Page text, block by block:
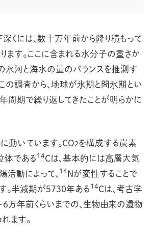
くには、数十万年前から降り積もって
ます。ここに含まれる水分子の重さか
氷河と海水の量のバランスを推測す
の調査から、地球が氷期と間氷期とい
周期で繰り返してきたことが明らかに
動いています。CO2を構成する炭素
体である14Cは、基本的には高層大気
活動によって、 14Nが変性することで
。半減期が5730年ある14Cは、考古学
万年前くらいまでの、生物由来の遺物
ます。